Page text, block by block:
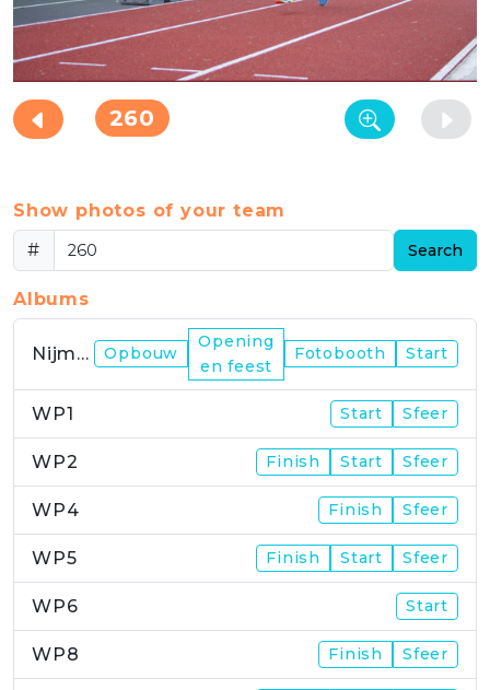
260
Show photos of your team
#
Search
Albums
Nijmegen Opbouw
Opening
en feest
Fotobooth Start
WP1 Start Sfeer
WP2 Finish Start Sfeer
WP4 Finish Sfeer
WP5 Finish Start Sfeer
WP6 Start
WP8 Finish Sfeer